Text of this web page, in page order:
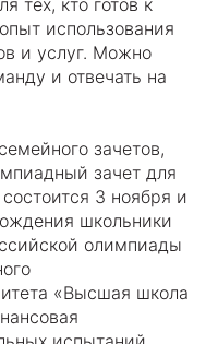
тех, кто готов к
использования
и услуг. Можно
и отвечать на
зачетов,
зачет для
3 ноября и
школьники
олимпиады
«Высшая школа